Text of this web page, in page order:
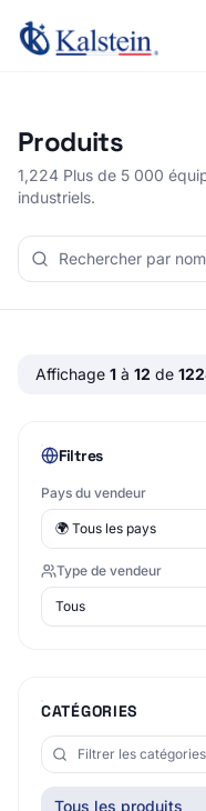
Produits
1,224 Plus de 5 000
industriels.
Affichage 1 à 12 de
Filtres
Pays du vendeur
🌍 Tous les pays
Type de vendeur
Tous
CATÉGORIES
Tous les produits